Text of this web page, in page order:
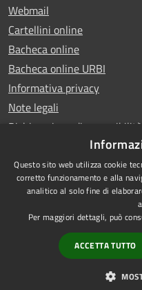
Webmail
Cartellini online
Bacheca online
Bacheca online URBI
Informativa privacy
Note legali
Dichiarazione di accessibilità
RSS
Accessibilità
Questo sito web utilizza cookie
corretto funzionamento e alla
analitico al solo fine di
Per maggiori dettagli, può
ACCETTA TUTTO